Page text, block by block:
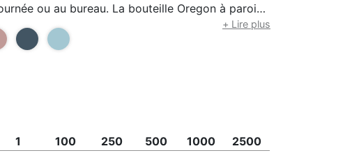
ou au bureau. La bouteille Oregon à paroi
et offre beaucoup d'espace pour ajouter tout
le mousqueton (ne convient pas pour l'escalade)
+ Lire plus
1 100 250 500 1000
2500